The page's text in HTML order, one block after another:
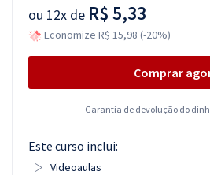
ou 12x de R$ 5,33
Economize R$ 15,98 (-20%)
Comprar
Garantia de devolução do
Este curso inclui:
Videoaulas